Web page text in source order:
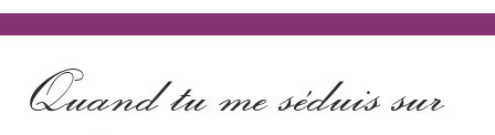
Quand tu me séduis sur